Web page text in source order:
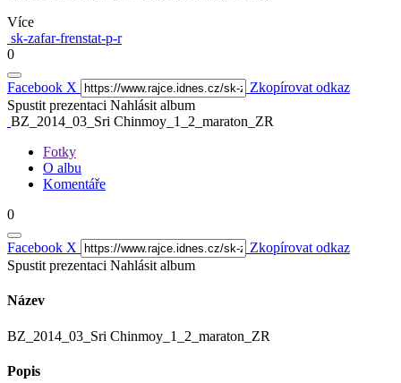
Více
sk-zafar-frenstat-p-r
0
Facebook X
Zkopírovat odkaz
Spustit prezentaci Nahlásit album
BZ_2014_03_Sri Chinmoy_1_2_maraton_ZR
Fotky
O albu
Komentáře
0
Facebook X
Zkopírovat odkaz
Spustit prezentaci Nahlásit album
Název
BZ_2014_03_Sri Chinmoy_1_2_maraton_ZR
Popis